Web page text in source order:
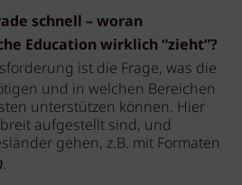
schnell – woran
Education wirklich “zieht”?
ist die Frage, was die
und in welchen Bereichen
unterstützen können. Hier
aufgestellt sind, und
gehen, z.B. mit Formaten
.